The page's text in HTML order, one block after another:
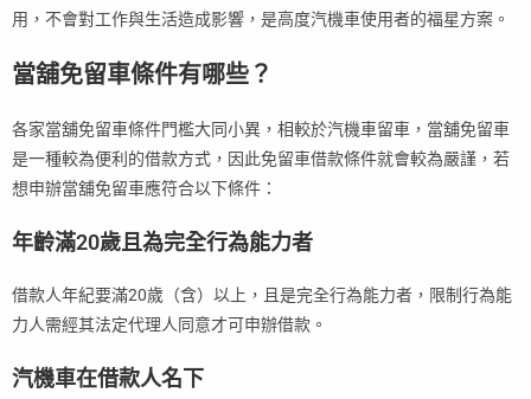
用，不會對工作與生活造成影響，是高度汽機車使用者的福星方案。
當舖免留車條件有哪些？
各家當舖免留車條件門檻大同小異，相較於汽機車留車，當舖免留車
是一種較為便利的借款方式，因此免留車借款條件就會較為嚴謹，若
想申辦當舖免留車應符合以下條件：
年齡滿20歲且為完全行為能力者
借款人年紀要滿20歲（含）以上，且是完全行為能力者，限制行為能
力人需經其法定代理人同意才可申辦借款。
汽機車在借款人名下